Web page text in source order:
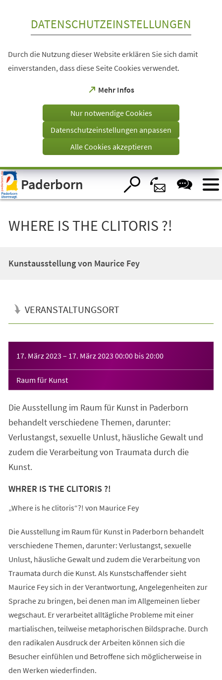
Visuelle
Assistenzsoftware
öffnen.
DATENSCHUTZEINSTELLUNGEN
Durch die Nutzung dieser Website erklären Sie sich damit
einverstanden, dass diese Seite Cookies verwendet.
Mehr Infos
(Öffnet
einem
Tab)
Nur notwendige Cookies
Datenschutzeinstellungen anpassen
Alle Cookies akzeptieren
Paderborn
WHERE IS THE CLITORIS ?!
Kunstausstellung von Maurice Fey
VERANSTALTUNGSORT
17. März 2023 – 17. März 2023 00:00 bis20:00
Raum für Kunst
Die Ausstellung im Raum für Kunst in Paderborn
behandelt verschiedene Themen, darunter:
Verlustangst, sexuelle Unlust, häusliche Gewalt und
zudem die Verarbeitung von Traumata durch die
Kunst.
WHRER IS THE CLITORIS ?!
„Where is he clitoris“?! von Maurice Fey
Die Ausstellung im Raum für Kunst in Paderborn behandelt
verschiedene Themen, darunter: Verlustangst, sexuelle
Unlust, häusliche Gewalt und zudem die Verarbeitung von
Traumata durch die Kunst. Als Kunstschaffender sieht
Maurice Fey sich in der Verantwortung, Angelegenheiten zur
Sprache zu bringen, bei denen man im Allgemeinen lieber
wegschaut. Er verarbeitet alltägliche Probleme mit einer
martialischen, teilweise metaphorischen Bildsprache. Durch
den radikalen Ausdruck der Arbeiten können sich die
Besucher einfühlen und Betroffene sich möglicherweise in
den Werken wiederfinden.